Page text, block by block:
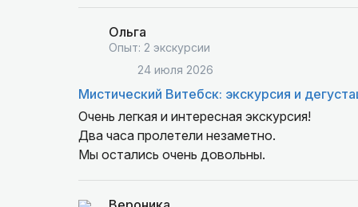
Ольга
Опыт: 2 экскурсии
24 июля 2026
Мистический Витебск: экскурсия и
Очень легкая и интересная экскурсия!
Два часа пролетели незаметно.
Мы остались очень довольны.